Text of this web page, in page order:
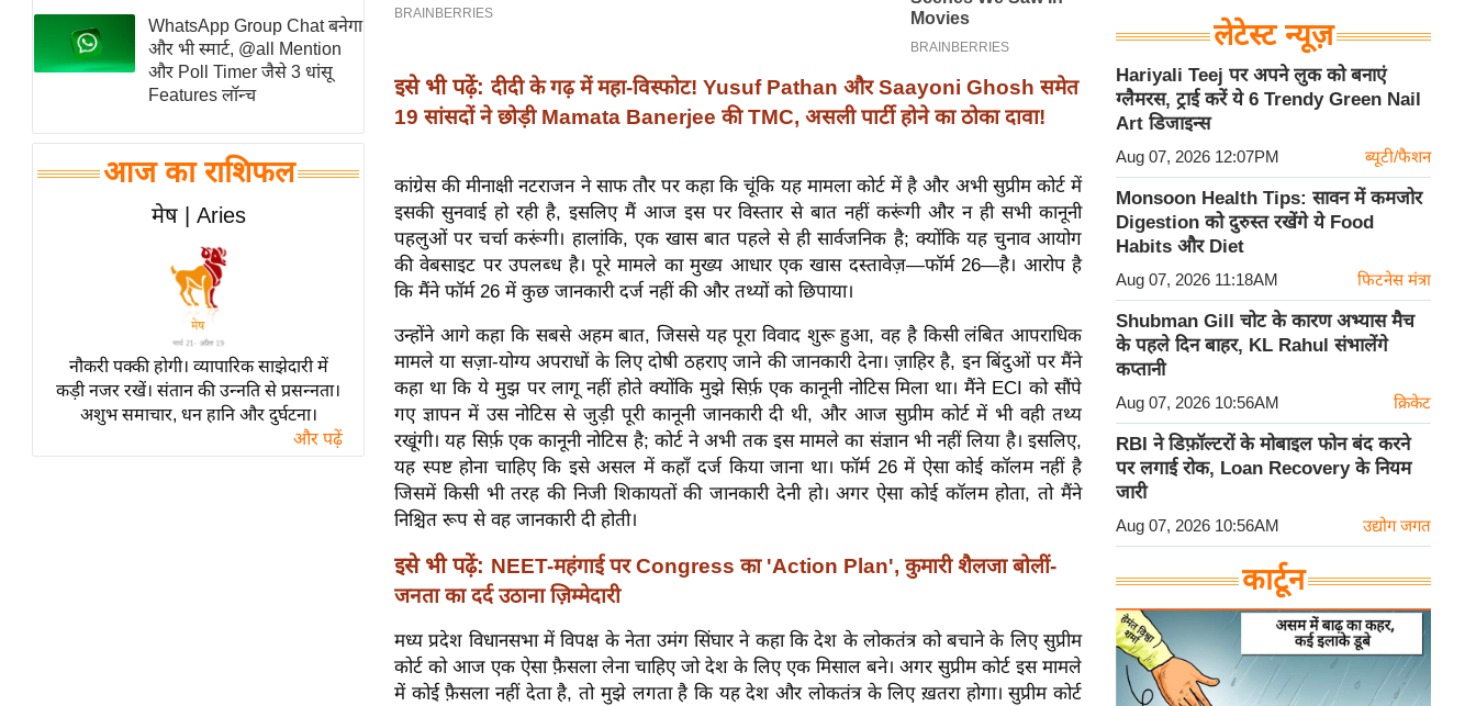
एम.
आर.
आई.
समीक्षा
धर्म
ज्योतिष
त्योहार
राशिफल
विशेष
विश्लेषण
WhatsApp Group Chat बनेगा
और भी स्मार्ट, @all Mention
और Poll Timer जैसे 3 धांसू
Features लॉन्च
आज का राशिफल
मेष | Aries
नौकरी पक्की होगी। व्यापारिक साझेदारी में
कड़ी नजर रखें। संतान की उन्नति से प्रसन्नता।
अशुभ समाचार, धन हानि और दुर्घटना।
और पढ़ें
इसे भी पढ़ें: दीदी के गढ़ में महा-विस्फोट! Yusuf Pathan और Saayoni Ghosh समेत
19 सांसदों ने छोड़ी Mamata Banerjee की TMC, असली पार्टी होने का ठोका दावा!
कांग्रेस की मीनाक्षी नटराजन ने साफ तौर पर कहा कि चूंकि यह मामला कोर्ट में है और अभी सुप्रीम कोर्ट में
इसकी सुनवाई हो रही है, इसलिए मैं आज इस पर विस्तार से बात नहीं करूंगी और न ही सभी कानूनी
पहलुओं पर चर्चा करूंगी। हालांकि, एक खास बात पहले से ही सार्वजनिक है; क्योंकि यह चुनाव आयोग
की वेबसाइट पर उपलब्ध है। पूरे मामले का मुख्य आधार एक खास दस्तावेज़—फॉर्म 26—है। आरोप है
कि मैंने फॉर्म 26 में कुछ जानकारी दर्ज नहीं की और तथ्यों को छिपाया।
उन्होंने आगे कहा कि सबसे अहम बात, जिससे यह पूरा विवाद शुरू हुआ, वह है किसी लंबित आपराधिक
मामले या सज़ा-योग्य अपराधों के लिए दोषी ठहराए जाने की जानकारी देना। ज़ाहिर है, इन बिंदुओं पर मैंने
कहा था कि ये मुझ पर लागू नहीं होते क्योंकि मुझे सिर्फ़ एक कानूनी नोटिस मिला था। मैंने ECI को सौंपे
गए ज्ञापन में उस नोटिस से जुड़ी पूरी कानूनी जानकारी दी थी, और आज सुप्रीम कोर्ट में भी वही तथ्य
रखूंगी। यह सिर्फ़ एक कानूनी नोटिस है; कोर्ट ने अभी तक इस मामले का संज्ञान भी नहीं लिया है। इसलिए,
यह स्पष्ट होना चाहिए कि इसे असल में कहाँ दर्ज किया जाना था। फॉर्म 26 में ऐसा कोई कॉलम नहीं है
जिसमें किसी भी तरह की निजी शिकायतों की जानकारी देनी हो। अगर ऐसा कोई कॉलम होता, तो मैंने
निश्चित रूप से वह जानकारी दी होती।
इसे भी पढ़ें: NEET-महंगाई पर Congress का 'Action Plan', कुमारी शैलजा बोलीं-
जनता का दर्द उठाना ज़िम्मेदारी
मध्य प्रदेश विधानसभा में विपक्ष के नेता उमंग सिंघार ने कहा कि देश के लोकतंत्र को बचाने के लिए सुप्रीम
कोर्ट को आज एक ऐसा फ़ैसला लेना चाहिए जो देश के लिए एक मिसाल बने। अगर सुप्रीम कोर्ट इस मामले
में कोई फ़ैसला नहीं देता है, तो मुझे लगता है कि यह देश और लोकतंत्र के लिए ख़तरा होगा। सुप्रीम कोर्ट
लेटेस्ट न्यूज़
Hariyali Teej पर अपने लुक को बनाएं
ग्लैमरस, ट्राई करें ये 6 Trendy Green Nail
Art डिजाइन्स
Aug 07, 2026 12:07PM ब्यूटी/फैशन
Monsoon Health Tips: सावन में कमजोर
Digestion को दुरुस्त रखेंगे ये Food
Habits और Diet
Aug 07, 2026 11:18AM फिटनेस मंत्रा
Shubman Gill चोट के कारण अभ्यास मैच
के पहले दिन बाहर, KL Rahul संभालेंगे
कप्तानी
Aug 07, 2026 10:56AM क्रिकेट
RBI ने डिफ़ॉल्टरों के मोबाइल फोन बंद करने
पर लगाई रोक, Loan Recovery के नियम
जारी
Aug 07, 2026 10:56AM उद्योग जगत
कार्टून